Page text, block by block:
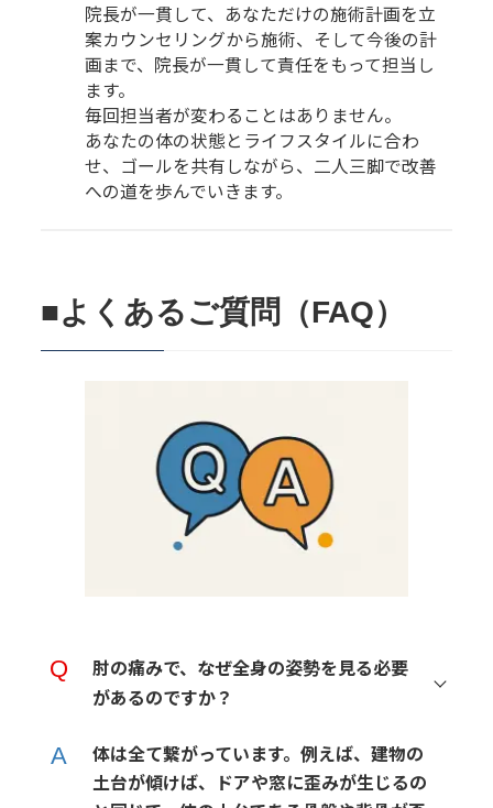
院長が一貫して、あなただけの施術計画を立
案カウンセリングから施術、そして今後の計
画まで、院長が一貫して責任をもって担当し
ます。
毎回担当者が変わることはありません。
あなたの体の状態とライフスタイルに合わ
せ、ゴールを共有しながら、二人三脚で改善
への道を歩んでいきます。
■よくあるご質問（FAQ）
肘の痛みで、なぜ全身の姿勢を見る必要
があるのですか？
体は全て繋がっています。例えば、建物の
土台が傾けば、ドアや窓に歪みが生じるの